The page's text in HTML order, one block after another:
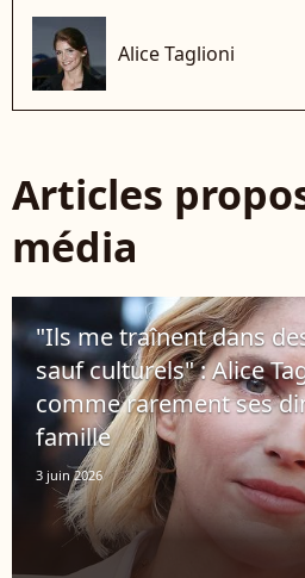
Alice Taglioni
Articles
média
"Ils me traînent dans
sauf culturels" : Alice
comme rarement ses
famille
3 juin 2026